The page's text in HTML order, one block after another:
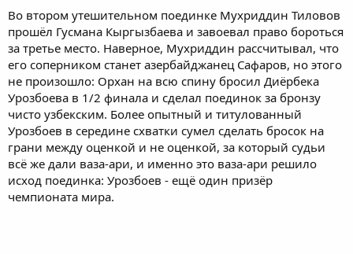
Во втором утешительном поединке Мухриддин Тиловов
прошёл Гусмана Кыргызбаева и завоевал право бороться
за третье место. Наверное, Мухриддин рассчитывал, что
его соперником станет азербайджанец Сафаров, но этого
не произошло: Орхан на всю спину бросил Диёрбека
Урозбоева в 1/2 финала и сделал поединок за бронзу
чисто узбекским. Более опытный и титулованный
Урозбоев в середине схватки сумел сделать бросок на
грани между оценкой и не оценкой, за который судьи
всё же дали ваза-ари, и именно это ваза-ари решило
исход поединка: Урозбоев - ещё один призёр
чемпионата мира.